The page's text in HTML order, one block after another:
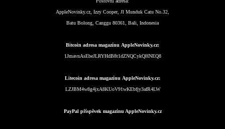
AppleNovinky.cz, Izzy Cooper, Jl Munduk Catu No.32,
Batu Bolong, Canggu 80361, Bali, Indonesia
Bitcoin adresa magazínu AppleNovinky.cz:
1JmavnAsEbeJLRYHdB8t1dZNQCykQHNEQ8
Litecoin adresa magazínu AppleNovinky.cz:
LZJBM4w8g4jxA8KUoV91wKEbfjy3afR4LW
PayPal příspěvek magazínu AppleNovinky.cz